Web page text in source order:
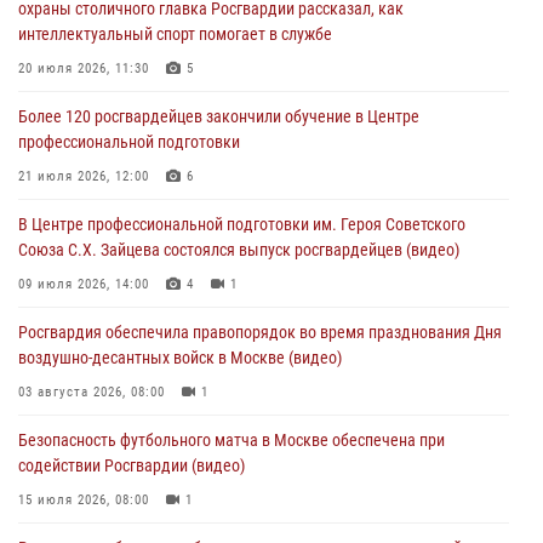
06 августа 2026, 08:30
Столичные росгвардейцы задержали мужчину, устроившего дебош
05 августа 2026, 12:39
Московские росгвардейцы обеспечили безопасность проведения
05 августа 2026, 12:35
Делегация МВД Республики Беларусь ознакомилась с передовыми
04 августа 2026, 18:16 5
охраны столичного главка Росгвардии рассказал, как
интеллектуальный спорт помогает в службе
20 июля 2026, 11:30 5
Более 120 росгвардейцев закончили обучение в Центре
профессиональной подготовки
21 июля 2026, 12:00 6
В Центре профессиональной подготовки им. Героя Советского
Союза С.Х. Зайцева состоялся выпуск росгвардейцев (видео)
09 июля 2026, 14:00 4 1
Росгвардия обеспечила правопорядок во время празднования Дня
воздушно-десантных войск в Москве (видео)
03 августа 2026, 08:00 1
Безопасность футбольного матча в Москве обеспечена при
содействии Росгвардии (видео)
15 июля 2026, 08:00 1